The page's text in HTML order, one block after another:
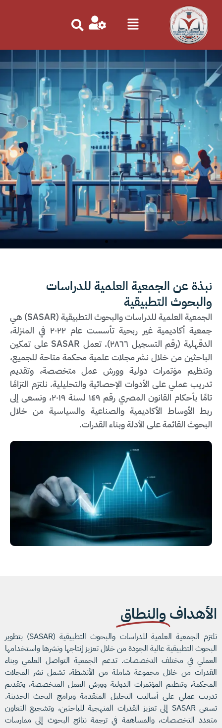
والخدمات العلمية في مختلف التخصصات العلمية. وتخضع
الجمعية العلمية لأحكام قانون تنظيم ممارسة الأعمال المدنية
الصادر بالقانون رقم 149 لسنة 2019.
نبذة عن الجمعية العلمية للدراسات
والبحوث التطبيقية
الجمعية العلمية للدراسات والبحوث التطبيقية (SASAR) هي
جمعية أكاديمية غير ربحية تأسست عام ٢٠٢٢ في المنزلة،
الدقهلية (رقم التسجيل ٢٨٦٦). تعمل SASAR على تمكين
الباحثين من خلال نشر مجلات علمية محكمة متاحة للجميع،
وتنظيم مؤتمرات دولية وورش عمل متخصصة، وتقديم
تدريب عملي على الأدوات الإحصائية والتحليلية. نلتزم التزامًا
تامًا بأحكام القانون المصري رقم ١٤٩ لسنة ٢٠١٩، ونسعى إلى
ربط الأوساط الأكاديمية والصناعية والسياسية من خلال
البحوث القائمة على الأدلة وبناء القدرات.
الأهداف والنطاق
تلتزم الجمعية العلمية للدراسات والبحوث التطبيقية (SASAR) بتطوير
البحوث التطبيقية عالية الجودة من خلال تعزيز إنتاجها ونشرها واستخدامها
العملي في مختلف التخصصات. تدعم الجمعية التواصل العلمي وبناء
القدرات من خلال مجموعة شاملة من الأنشطة، تشمل نشر المجلات
المحكمة، وتنظيم المؤتمرات الدولية وورش العمل المتخصصة، وتقديم
تدريب عملي على أساليب التحليل المتقدمة وبرامج البحث الحديثة.
تسعى SASAR إلى تعزيز القدرات المنهجية للباحثين، وتشجيع التعاون
متعدد التخصصات، والمساهمة في ترجمة نتائج البحوث إلى ممارسات